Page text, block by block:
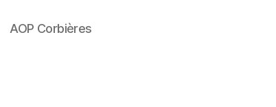
AOP Corbières